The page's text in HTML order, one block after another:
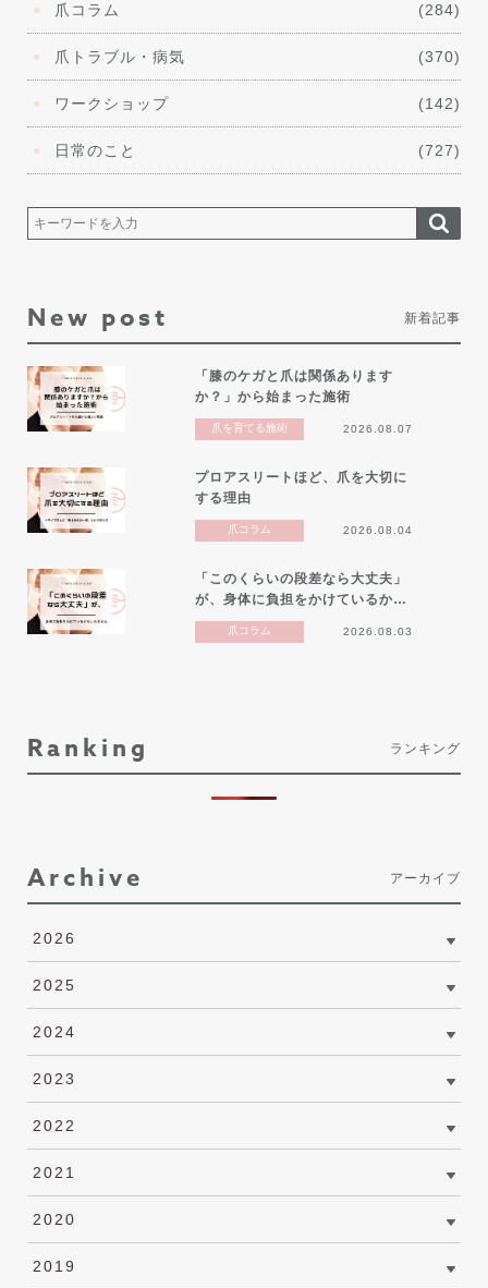
爪コラム (284)
爪トラブル・病気 (370)
ワークショップ (142)
日常のこと (727)
New post 新着記事
「膝のケガと爪は関係あります
か？」から始まった施術
爪を育てる施術 2026.08.07
プロアスリートほど、爪を大切に
する理由
爪コラム 2026.08.04
「このくらいの段差なら大丈夫」
が、身体に負担をかけているか…
爪コラム 2026.08.03
Ranking ランキング
Archive アーカイブ
2026
2025
2024
2023
2022
2021
2020
2019